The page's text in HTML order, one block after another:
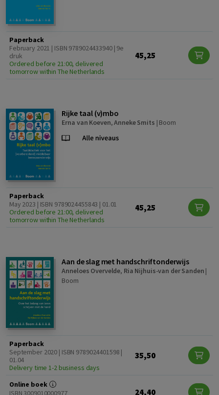
Paperback
February 2021 | ISBN 9789024433940 | 9e
druk
Ordered before 21:00, delivered
tomorrow within The Netherlands
45,25
Rijke taal (v)mbo
Erna van Koeven,Anneke Smits | Boom
Paperback
May 2023 | ISBN 9789024455843 | 01.01
Ordered before 21:00, delivered
tomorrow within The Netherlands
45,25
Aan de slag met handschriftonderwijs
Anneloes Overvelde, Ria Nijhuis-van der Sanden |
Boom
Paperback
September 2020 | ISBN 9789024401598 |
01.04
Delivery time 1-2 business days
35,50
Online boek
ISBN 3009010000977
24,40